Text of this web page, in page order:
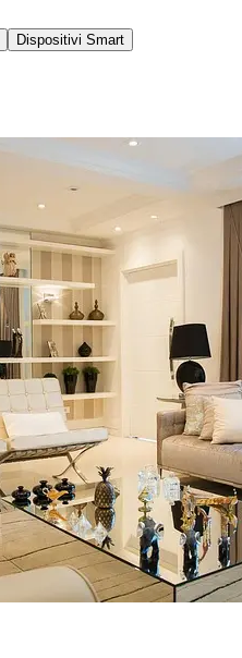
Dispositivi Smart